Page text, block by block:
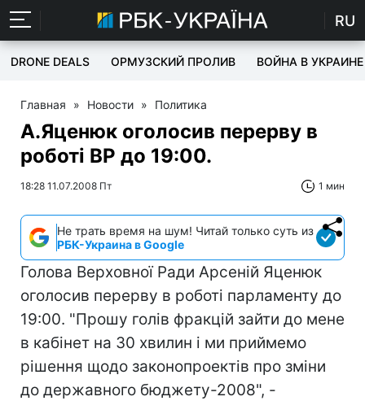
RU
DRONE DEALS ОРМУЗСКИЙ ПРОЛИВ ВОЙНА В УКРАИНЕ
Главная » Новости » Политика
А.Яценюк оголосив перерву в
роботі ВР до 19:00.
18:28 11.07.2008 Пт 1 мин
Не трать время на шум! Читай только суть из
РБК-Украина в Google
Голова Верховної Ради Арсеній Яценюк
оголосив перерву в роботі парламенту до
19:00. "Прошу голів фракцій зайти до мене
в кабінет на 30 хвилин і ми приймемо
рішення щодо законопроектів про зміни
до державного бюджету-2008", -